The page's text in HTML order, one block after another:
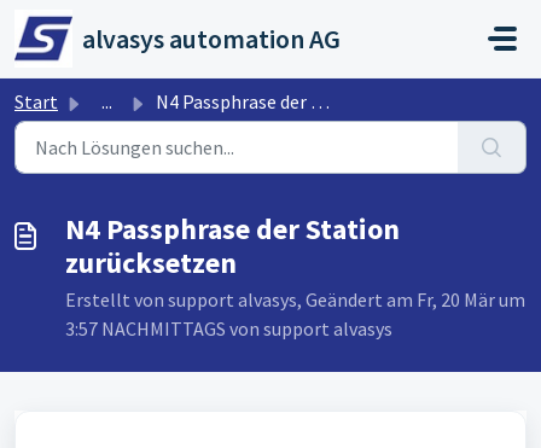
Zum hauptsächlichen Inhalt gehen
alvasys automation AG
Start ... N4 Passphrase der Station zurücksetzen
N4 Passphrase der Station
zurücksetzen
Erstellt von support alvasys, Geändert am Fr, 20 Mär um
3:57 NACHMITTAGS von support alvasys